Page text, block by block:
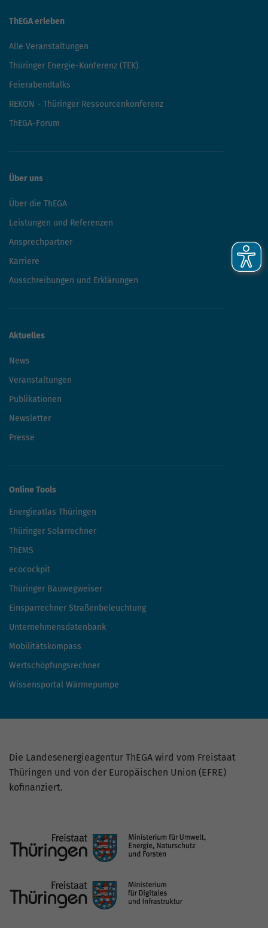
ThEGA erleben
Alle Veranstaltungen
Thüringer Energie-Konferenz (TEK)
Feierabendtalks
REKON - Thüringer Ressourcenkonferenz
ThEGA-Forum
Über uns
Über die ThEGA
Leistungen und Referenzen
Ansprechpartner
Karriere
Ausschreibungen und Erklärungen
Aktuelles
News
Veranstaltungen
Publikationen
Newsletter
Presse
Online Tools
Energieatlas Thüringen
Thüringer Solarrechner
ThEMS
ecocockpit
Thüringer Bauwegweiser
Einsparrechner Straßenbeleuchtung
Unternehmensdatenbank
Mobilitätskompass
Wertschöpfungsrechner
Wissensportal Wärmepumpe
Die Landesenergieagentur ThEGA wird vom Freistaat
Thüringen und von der Europäischen Union (EFRE)
kofinanziert.